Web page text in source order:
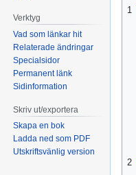
1
2
Verktyg
Vad som länkar hit
Relaterade ändringar
Specialsidor
Permanent länk
Sidinformation
Skriv ut/exportera
Skapa en bok
Ladda ned som PDF
Utskriftsvänlig version